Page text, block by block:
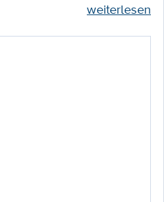
weiterlesen